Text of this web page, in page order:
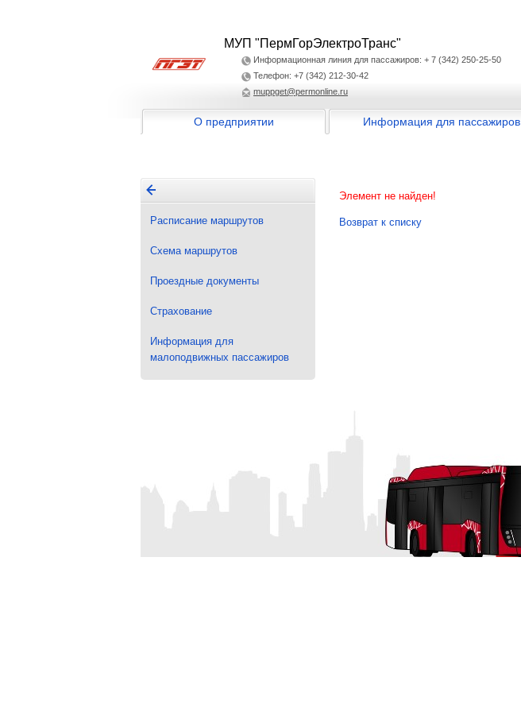
МУП "ПермГорЭлектроТранс"
Информационная линия для пассажиров: + 7 (342) 250-25-50
Телефон: +7 (342) 212-30-42
muppget@permonline.ru
О предприятии Информация для пассажиров
Расписание маршрутов
Схема маршрутов
Проездные документы
Страхование
Информация для
малоподвижных пассажиров
Элемент не найден!
Возврат к списку